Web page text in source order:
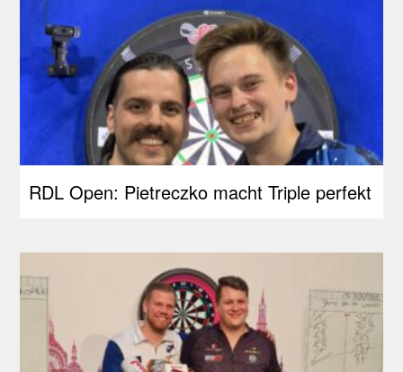
RDL Open: Pietreczko macht Triple perfekt